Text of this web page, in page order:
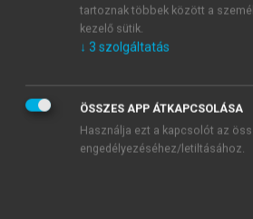
tartoznak többek között a
kezelő sütik.
↓ 3 szolgáltatás
ÖSSZES APP ÁTKAPCSOLÁSA
Használja ezt a kapcsolót az
engedélyezéséhez/letiltásához.